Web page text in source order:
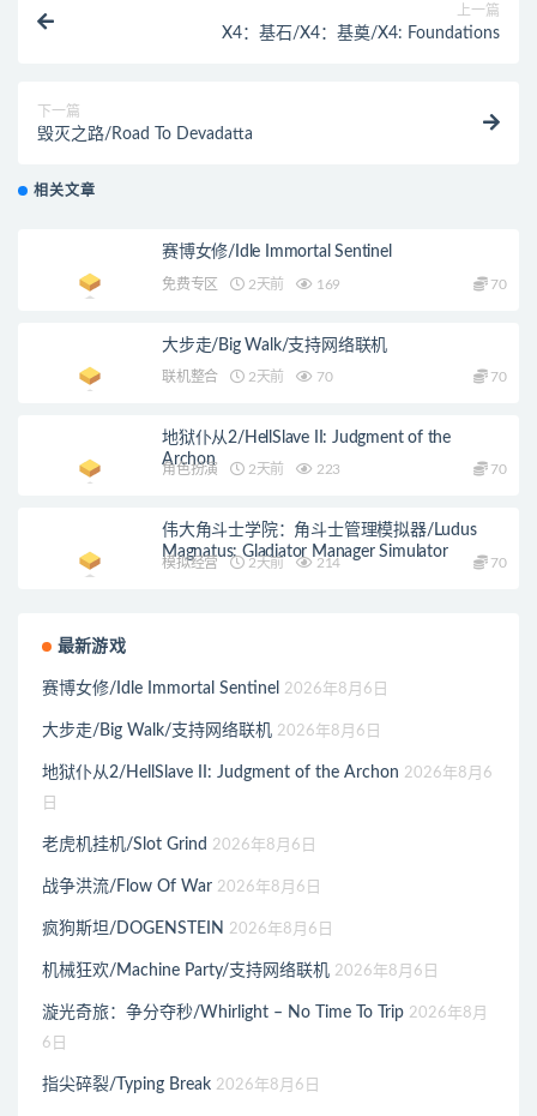
上一篇
X4：基石/X4：基奠/X4: Foundations
下一篇
毁灭之路/Road To Devadatta
相关文章
赛博女修/Idle Immortal Sentinel
免费专区 2天前 169 70
大步走/Big Walk/支持网络联机
联机整合 2天前 70 70
地狱仆从2/HellSlave II: Judgment of the
Archon
角色扮演 2天前 223 70
伟大角斗士学院：角斗士管理模拟器/Ludus
Magnatus: Gladiator Manager Simulator
模拟经营 2天前 214 70
最新游戏
赛博女修/Idle Immortal Sentinel 2026年8月6日
大步走/Big Walk/支持网络联机 2026年8月6日
地狱仆从2/HellSlave II: Judgment of the Archon 2026年8月6
日
老虎机挂机/Slot Grind 2026年8月6日
战争洪流/Flow Of War 2026年8月6日
疯狗斯坦/DOGENSTEIN 2026年8月6日
机械狂欢/Machine Party/支持网络联机 2026年8月6日
漩光奇旅：争分夺秒/Whirlight – No Time To Trip 2026年8月
6日
指尖碎裂/Typing Break 2026年8月6日